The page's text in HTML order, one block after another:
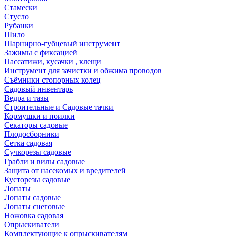
Стамески
Стусло
Рубанки
Шило
Шарнирно-губцевый инструмент
Зажимы с фиксацией
Пассатижи, кусачки , клещи
Инструмент для зачистки и обжима проводов
Съёмники стопорных колец
Садовый инвентарь
Ведра и тазы
Строительные и Садовые тачки
Кормушки и поилки
Секаторы садовые
Плодосборники
Сетка садовая
Сучкорезы садовые
Грабли и вилы садовые
Защита от насекомых и вредителей
Кусторезы садовые
Лопаты
Лопаты садовые
Лопаты снеговые
Ножовка садовая
Опрыскиватели
Комплектующие к опрыскивателям